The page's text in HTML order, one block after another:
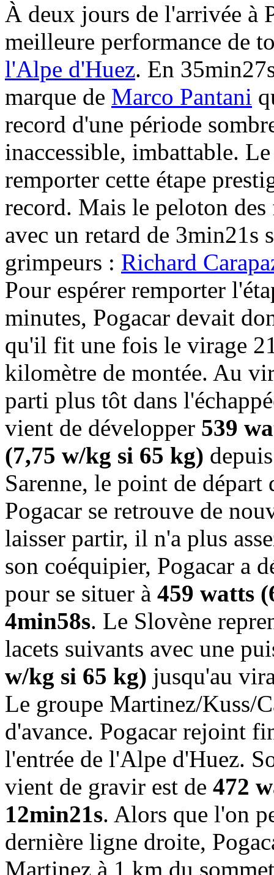
À deux jours de l'arrivée à
meilleure performance de
l'Alpe d'Huez. En
marque de Marco Pantani
record d'une période
inaccessible, imbattable.
remporter cette étape
record. Mais le peloton
avec un retard de 3min21s
grimpeurs : Richard
Pour espérer remporter
minutes, Pogacar devait
qu'il fit une fois le virage
kilomètre de montée. Au
parti plus tôt dans
vient de développer 539
(7,75 w/kg si 65 kg)
Sarenne, le point de
Pogacar se retrouve de
laisser partir, il n'a plus
son coéquipier, Pogacar a
pour se situer à 459 watts
4min58s. Le Slovène
lacets suivants avec une
w/kg si 65 kg) jusqu'au
Le groupe Martinez/Kuss/
d'avance. Pogacar rejoint
l'entrée de l'Alpe d'Huez.
vient de gravir est de 472
12min21s. Alors que l'on
dernière ligne droite,
Martinez à 1 km du